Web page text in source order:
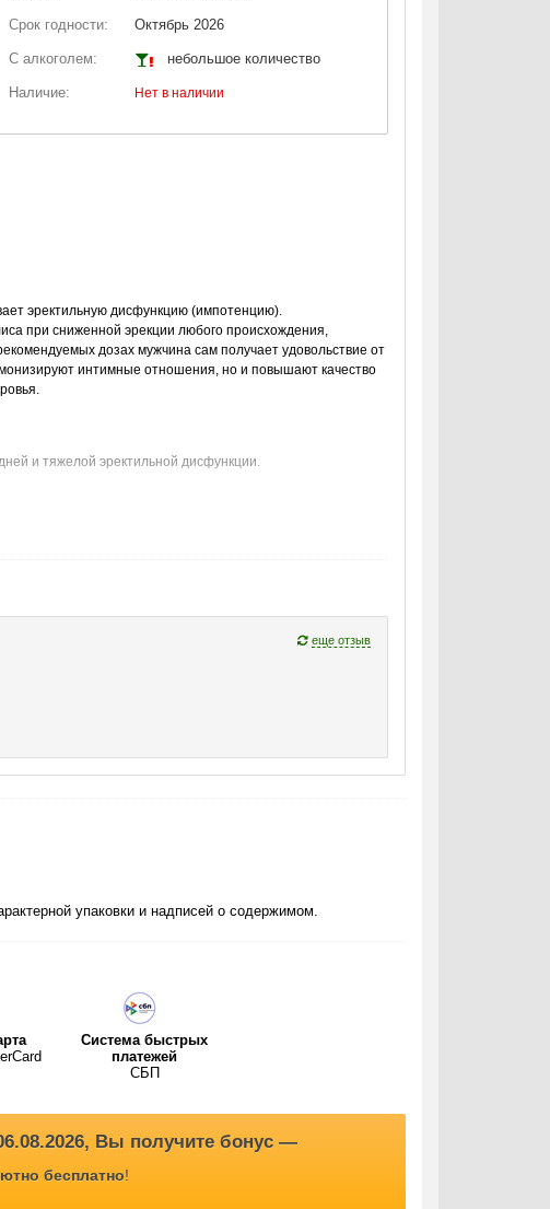
Срок годности: Октябрь 2026
С алкоголем: небольшое количество
Наличие: Нет в наличии
эректильную дисфункцию (импотенцию).
при сниженной эрекции любого происхождения,
дозах мужчина сам получает удовольствие от
интимные отношения, но и повышают качество
и тяжелой эректильной дисфункции.
совершить несколько полноценных половых актов на
и наличия сексуального партнера рядом.
мощная и продолжительная эрекция.
20 мг один раз в сутки (количество не превышать!)
еще отзыв
упаковки и надписей о содержимом.
Система быстрых
платежей
СБП
Вы получите бонус —
бесплатно!